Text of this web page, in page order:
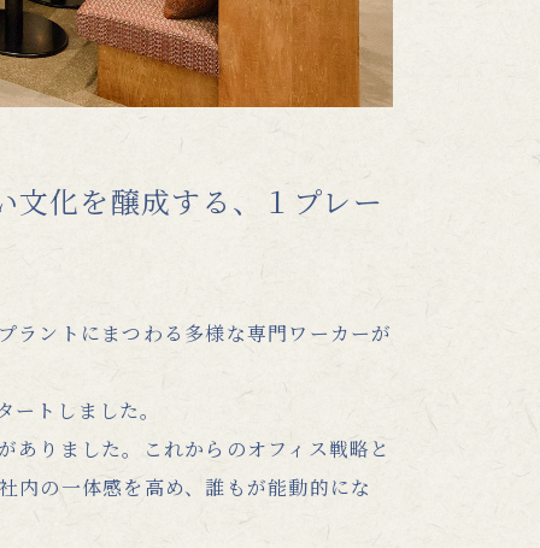
化を醸成する、１プレー
ントにまつわる多様な専門ワーカーが
トしました。
ありました。これからのオフィス戦略と
内の一体感を高め、誰もが能動的にな